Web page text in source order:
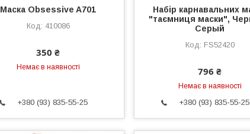
Маска Obsessive A701
410086
350 ₴
Немає в наявності
+380 (93) 835-55-25
Набір карнавальних
"таємниця маски",
Серый
FS52420
796 ₴
Немає в наявності
+380 (93) 835-55-25